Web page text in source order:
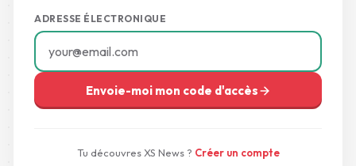
ADRESSE ÉLECTRONIQUE
Envoie-moi mon code d'accès
Tu découvres XS News ? Créer un compte